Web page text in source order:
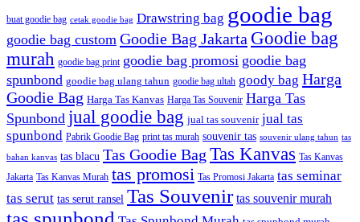
buat goodie bag cetak goodie bag Drawstring bag goodie bag
goodie bag custom Goodie Bag Jakarta Goodie bag
murah goodie bag print goodie bag promosi goodie bag
spunbond goodie bag ulang tahun goodie bag ultah goody bag Harga
Goodie Bag Harga Tas Kanvas Harga Tas Souvenir Harga Tas
Spunbond jual goodie bag jual tas souvenir jual tas
spunbond Pabrik Goodie Bag print tas murah souvenir tas souvenir ulang tahun tas
bahan kanvas tas blacu Tas Goodie Bag Tas Kanvas Tas Kanvas
Jakarta Tas Kanvas Murah tas promosi Tas Promosi Jakarta tas seminar
tas serut tas serut ransel Tas Souvenir tas souvenir murah